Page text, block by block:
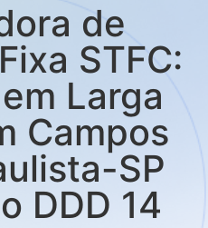
de
STFC:
Larga
Campos
SP
DDD 14